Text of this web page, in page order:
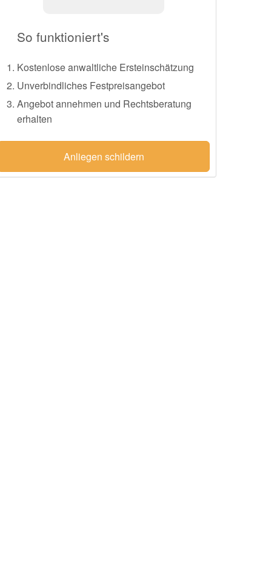
So funktioniert's
Kostenlose anwaltliche Ersteinschätzung
Unverbindliches Festpreisangebot
Angebot annehmen und Rechtsberatung
erhalten
Anliegen schildern